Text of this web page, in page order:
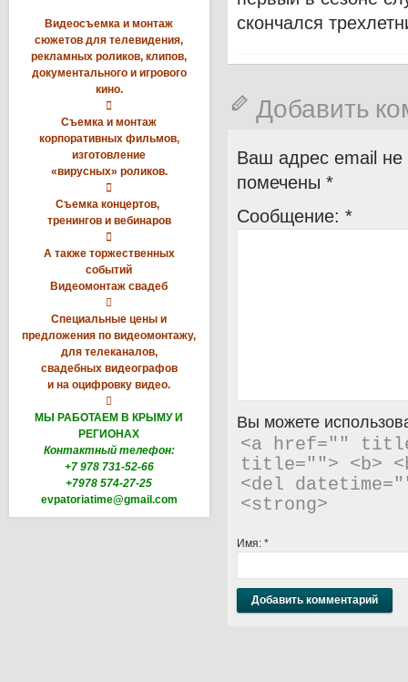
Видеосъемка и монтаж
сюжетов для телевидения,
рекламных роликов, клипов,
документального и игрового
кино.

Съемка и монтаж
корпоративных фильмов,
изготовление
«вирусных» роликов.

Съемка концертов,
тренингов и вебинаров

А также торжественных
событий
Видеомонтаж свадеб

Специальные цены и
предложения по видеомонтажу,
для телеканалов,
свадебных видеографов
и на оцифровку видео.

МЫ РАБОТАЕМ В КРЫМУ И
РЕГИОНАХ
Контактный телефон:
+7 978 731-52-66
+7978 574-27-25
evpatoriatime@gmail.com
скончался
Добавить
Ваш адрес email не
помечены *
Сообщение: *
Вы можете
<a href=""
title=""> <b>
<del
<strong>
Имя: *